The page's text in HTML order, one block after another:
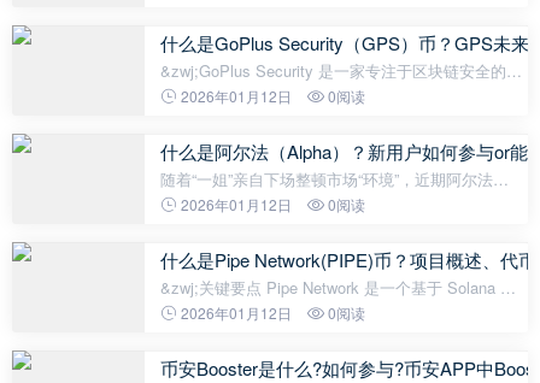
的加密货币。不同稳定币生态系
什么是GoPlus Security（GPS）币？GPS未来
&zwj;GoPlus Security 是一家专注于区块链安全的公
司，提供各种安全服务，包括代币检测、恶意地址识
密货币 GPS 是 GoPlus Secu
2026年01月12日 0阅读
什么是阿尔法（Alpha）？新用户如何参与or能
随着“一姐”亲自下场整顿市场“环境”，近期阿尔法
（Alpha）赛道很热闹！往后看，这或许正是我们普
内一
2026年01月12日 0阅读
什么是Pipe Network(PIPE)币？项目概述、代
&zwj;关键要点 Pipe Network 是一个基于 Solana 构
建的去中心化云项目，它结合了数据传输的速度、可
态系统提供支持，奖励节点
2026年01月12日 0阅读
币安Booster是什么?如何参与?币安APP中